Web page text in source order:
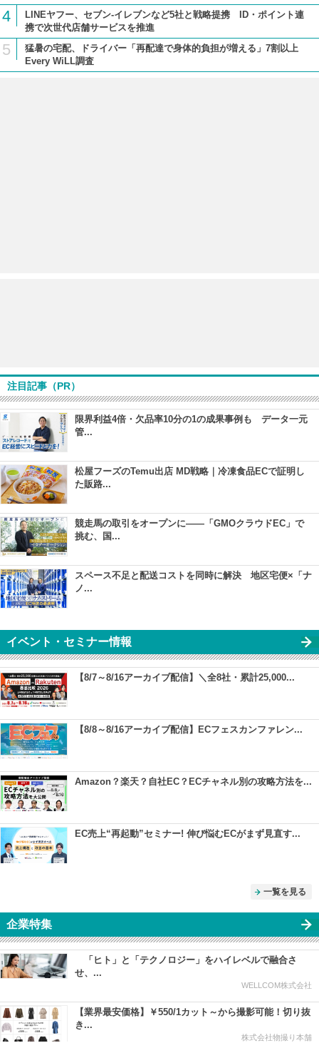
4
LINEヤフー、セブン-イレブンなど5社と戦略提携 ID・ポイント連
携で次世代店舗サービスを推進
5
猛暑の宅配、ドライバー「再配達で身体的負担が増える」7割以上
Every WiLL調査
注目記事（PR）
限界利益4倍・欠品率10分の1の成果事例も データ一元
管...
松屋フーズのTemu出店 MD戦略｜冷凍食品ECで証明し
た販路...
競走馬の取引をオープンに――「GMOクラウドEC」で
挑む、国...
スペース不足と配送コストを同時に解決 地区宅便×「ナ
ノ...
イベント・セミナー情報
【8/7～8/16アーカイブ配信】＼全8社・累計25,000...
【8/8～8/16アーカイブ配信】ECフェスカンファレン...
Amazon？楽天？自社EC？ECチャネル別の攻略方法を...
EC売上“再起動”セミナー! 伸び悩むECがまず見直す...
一覧を見る
企業特集
「ヒト」と「テクノロジー」をハイレベルで融合さ
せ、...
WELLCOM株式会社
【業界最安価格】￥550/1カット～から撮影可能！切り抜
き...
株式会社物撮り本舗